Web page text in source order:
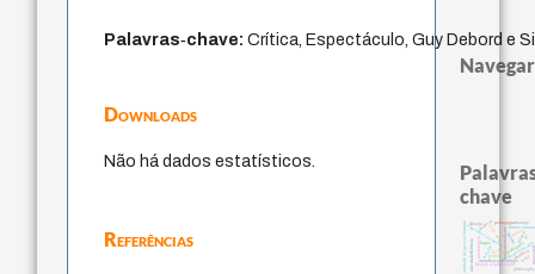
Palavras‑chave: Crítica, Espectáculo, Guy Debord e
Downloads
Não há dados estatísticos.
Referências
Navegar
chave
fundamentalismojacobi
protágoras
experiência temporal
metafísica do tempo
género
idade
intolerância
history of philosophy
homem-medida
j.c.m. neto
palavra
perdón
leyes
violencia
logos
direito romano
pedagogia
lei
unidade da pessoa humana desejo
não maleficência bataille mind
therapy
philosophy